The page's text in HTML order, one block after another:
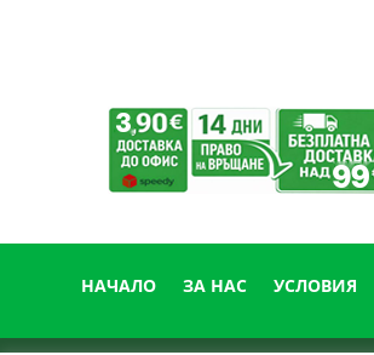
НАЧАЛО ЗА НАС УСЛОВИЯ